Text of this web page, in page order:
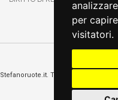
per
visitatori.
Stefanoruote.it. Tutti i diritti riservati.
promozioni